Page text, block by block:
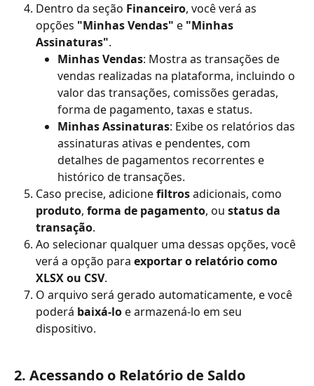
Dentro da seção Financeiro, você verá as
opções "Minhas Vendas" e "Minhas
Assinaturas".
Minhas Vendas: Mostra as transações de
vendas realizadas na plataforma, incluindo o
valor das transações, comissões geradas,
forma de pagamento, taxas e status.
Minhas Assinaturas: Exibe os relatórios das
assinaturas ativas e pendentes, com
detalhes de pagamentos recorrentes e
histórico de transações.
Caso precise, adicione filtros adicionais, como
produto, forma de pagamento, ou status da
transação.
Ao selecionar qualquer uma dessas opções, você
verá a opção para exportar o relatório como
XLSX ou CSV.
O arquivo será gerado automaticamente, e você
poderá baixá-lo e armazená-lo em seu
dispositivo.
2. Acessando o Relatório de Saldo